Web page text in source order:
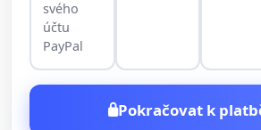
svého
účtu
PayPal
Pokračovat k